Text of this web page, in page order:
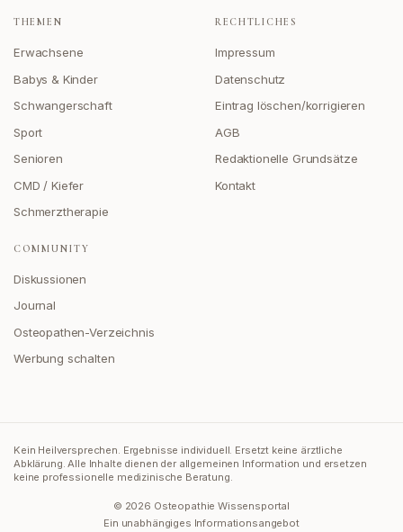
THEMEN
Erwachsene
Babys & Kinder
Schwangerschaft
Sport
Senioren
CMD / Kiefer
Schmerztherapie
COMMUNITY
Diskussionen
Journal
Osteopathen-Verzeichnis
Werbung schalten
RECHTLICHES
Impressum
Datenschutz
Eintrag löschen/korrigieren
AGB
Redaktionelle Grundsätze
Kontakt
Kein Heilversprechen. Ergebnisse individuell. Ersetzt keine ärztliche
Abklärung. Alle Inhalte dienen der allgemeinen Information und ersetzen
keine professionelle medizinische Beratung.
© 2026 Osteopathie Wissensportal
Ein unabhängiges Informationsangebot